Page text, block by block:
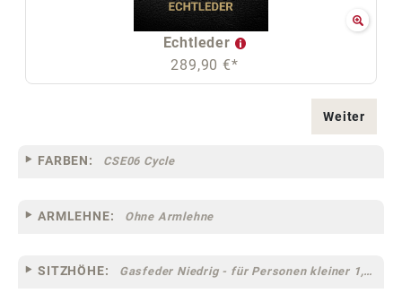
Echtleder
289,90 €*
Weiter
FARBEN: CSE06 Cycle
ARMLEHNE: Ohne Armlehne
SITZHÖHE: Gasfeder Niedrig - für Personen kleiner 1,60 m